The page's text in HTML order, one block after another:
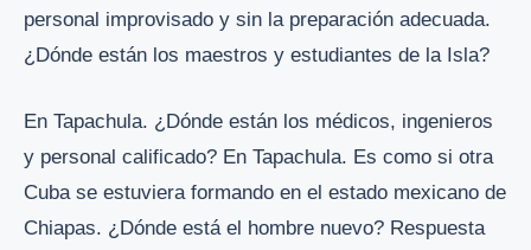
personal improvisado y sin la preparación adecuada.
¿Dónde están los maestros y estudiantes de la Isla?
En Tapachula. ¿Dónde están los médicos, ingenieros
y personal calificado? En Tapachula. Es como si otra
Cuba se estuviera formando en el estado mexicano de
Chiapas. ¿Dónde está el hombre nuevo? Respuesta